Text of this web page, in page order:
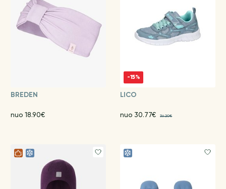
BREDEN
nuo 18.90€
-15%
LICO
nuo 30.77€ 36.20€